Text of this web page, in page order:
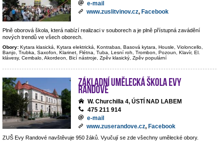
e-mail
www.zuslitvinov.cz, Facebook
Plně oborová škola, která nabízí realizaci v souborech a je plně přístupná zavádění
nových trendů ve všech oborech.
Obory: Kytara klasická, Kytara elektrická, Kontrabas, Basová kytara, Housle, Violoncello,
Banjo, Trubka, Saxofon, Klarinet, Flétna, Tuba, Lesní roh, Trombon, Pozoun, Klavír, El.
klávesy, Cembalo, Akordeon, Bicí nástroje, Zpěv klasický, Zpěv populární
Základní umělecká škola Evy
Randové
W. Churchilla 4, ÚSTÍ NAD LABEM
475 211 914
e-mail
www.zuserandove.cz, Facebook
ZUŠ Evy Randové navštěvuje 950 žáků. Vyučují se zde všechny umělecké obory.